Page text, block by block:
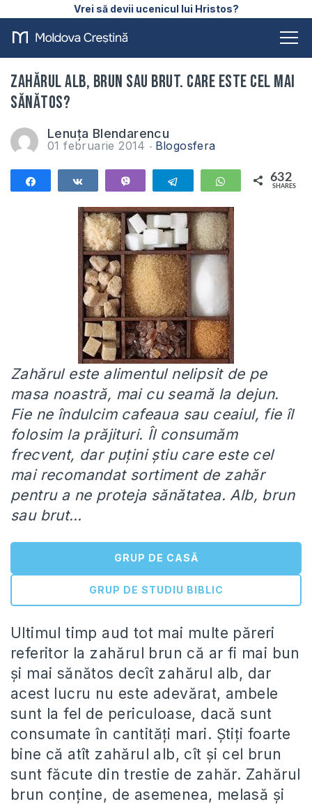
Vrei să devii ucenicul lui Hristos?
Zahărul alb, brun sau brut. Care este cel mai
sănătos?
Lenuța Blendarencu
01 februarie 2014 Blogosfera
Telegram WhatsApp
632
SHARES
Zahărul este alimentul nelipsit de pe
masa noastră, mai cu seamă la dejun.
Fie ne îndulcim cafeaua sau ceaiul, fie îl
folosim la prăjituri. Îl consumăm
frecvent, dar puțini știu care este cel
mai recomandat sortiment de zahăr
pentru a ne proteja sănătatea. Alb, brun
sau brut…
GRUP DE CASĂ
GRUP DE STUDIU BIBLIC
Ultimul timp aud tot mai multe păreri
referitor la zahărul brun că ar fi mai bun
și mai sănătos decît zahărul alb, dar
acest lucru nu este adevărat, ambele
sunt la fel de periculoase, dacă sunt
consumate în cantități mari. Știți foarte
bine că atît zahărul alb, cît și cel brun
sunt făcute din trestie de zahăr. Zahărul
brun conține, de asemenea, melasă și